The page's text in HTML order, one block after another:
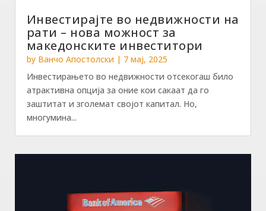
Инвестирајте во недвижности на
рати – нова можност за
македонските инвеститори
by Ванчо Апостолски| 7 мај, 2025
Инвестирањето во недвижности отсекогаш било
атрактивна опција за оние кои сакаат да го
заштитат и зголемат својот капитал. Но,
многумина...